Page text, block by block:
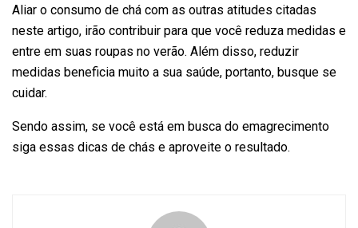
Aliar o consumo de chá com as outras atitudes citadas
neste artigo, irão contribuir para que você reduza medidas e
entre em suas roupas no verão. Além disso, reduzir
medidas beneficia muito a sua saúde, portanto, busque se
cuidar.
Sendo assim, se você está em busca do emagrecimento
siga essas dicas de chás e aproveite o resultado.